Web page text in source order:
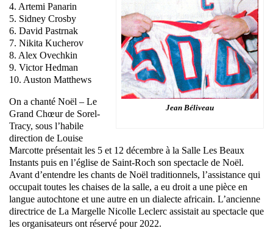
Jean Béliveau
4. Artemi Panarin
5. Sidney Crosby
6. David Pastrnak
7. Nikita Kucherov
8. Alex Ovechkin
9. Victor Hedman
10. Auston Matthews
On a chanté Noël – Le
Grand Chœur de Sorel-
Tracy, sous l’habile
direction de Louise
Marcotte présentait les 5 et 12 décembre à la Salle Les Beaux
Instants puis en l’église de Saint-Roch son spectacle de Noël.
Avant d’entendre les chants de Noël traditionnels, l’assistance qui
occupait toutes les chaises de la salle, a eu droit a une pièce en
langue autochtone et une autre en un dialecte africain. L’ancienne
directrice de La Margelle Nicolle Leclerc assistait au spectacle que
les organisateurs ont réservé pour 2022.